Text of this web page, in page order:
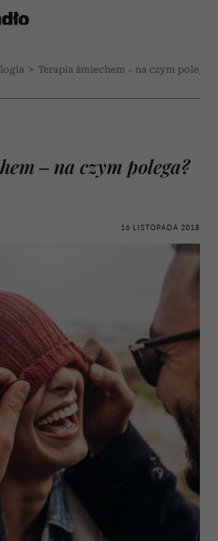
> Terapia śmiechem – na czym polega?
– na czym polega?
16 LISTOPADA 2018